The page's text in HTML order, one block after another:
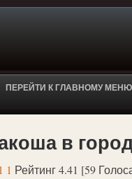
ПЕРЕЙТИ К ГЛАВНОМУ
в
1 1 Рейтинг 4.41 [59